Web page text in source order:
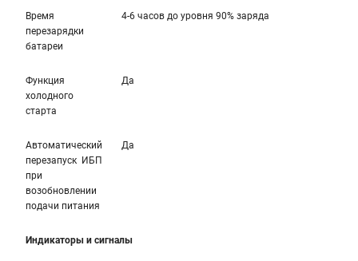
Время
перезарядки
батареи
4-6 часов до уровня 90% заряда
Функция
холодного
старта
Да
Автоматический
перезапуск ИБП
при
возобновлении
подачи питания
Да
Индикаторы и сигналы